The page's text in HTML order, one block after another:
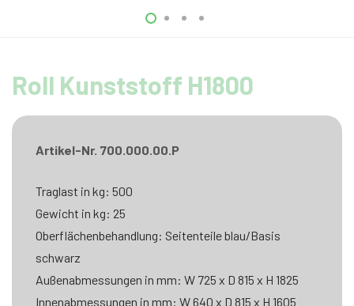
Roll Kunststoff H1800
Artikel-Nr. 700.000.00.P
Traglast in kg: 500
Gewicht in kg: 25
Oberflächenbehandlung: Seitenteile blau/Basis
schwarz
Außenabmessungen in mm: W 725 x D 815 x H 1825
Innenabmessungen in mm: W 640 x D 815 x H 1605